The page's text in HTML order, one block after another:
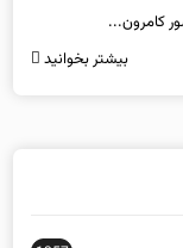
کامرون...
بیشتر بخوانید